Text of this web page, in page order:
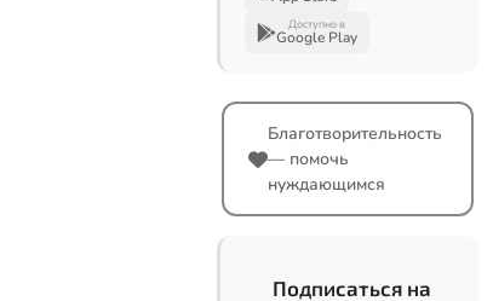
Доступно в
Google Play
Благотворительность
— помочь
нуждающимся
Подписаться на